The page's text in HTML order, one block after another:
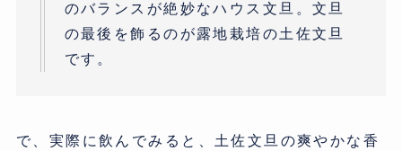
のバランスが絶妙なハウス文旦。文旦
の最後を飾るのが露地栽培の土佐文旦
です。
で、実際に飲んでみると、土佐文旦の爽やかな香